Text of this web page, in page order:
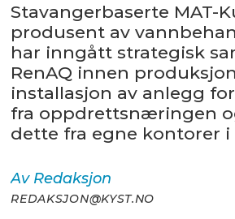
Stavangerbaserte MAT-
produsent av
har inngått strategisk
RenAQ innen
installasjon av anlegg
fra oppdrettsnæringen
dette fra egne kontorer i
Av Redaksjon
REDAKSJON@KYST.NO